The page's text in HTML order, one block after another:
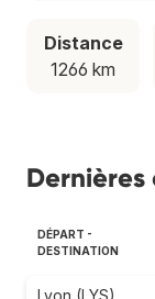
Distance
1266 km
Dernières
DÉPART -
DESTINATION
Lyon (LYS)